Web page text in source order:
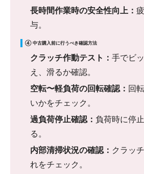
長時間作業時の安全性向上：
与。
④ 中古購入前に行うべき確認方法
クラッチ作動テスト： 手でビ
え、滑るか確認。
空転〜軽負荷の回転確認： 回
いかをチェック。
過負荷停止確認： 負荷時に停
る。
内部清掃状況の確認： クラッ
れをチェック。